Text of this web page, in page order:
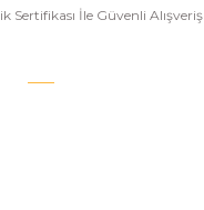
Sertifikası İle Güvenli Alışveriş